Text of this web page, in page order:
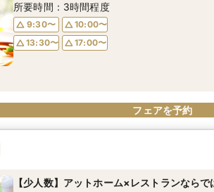
所要時間：3時間程度
9:30〜
10:00〜
13:30〜
17:00〜
フェアを予約
【少人数】アットホーム×レストランなら